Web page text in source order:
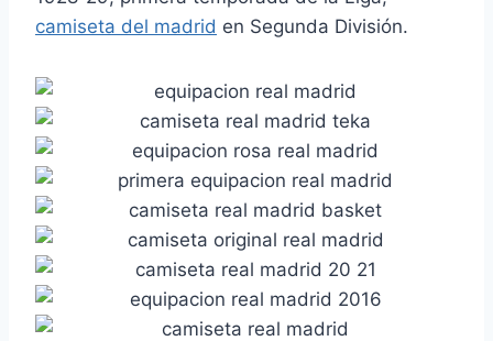
camiseta del madrid en Segunda División.